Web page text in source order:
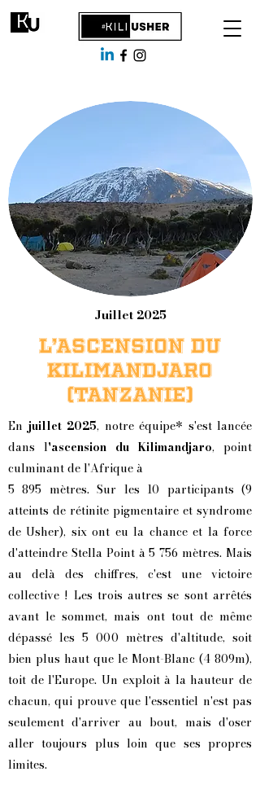
Juillet 2025
L’ASCENSION DU
KILIMANDJARO
(TANZANIE)
En juillet 2025, notre équipe* s'est lancée
dans l'ascension du Kilimandjaro, point
culminant de l'Afrique à
5 895 mètres. Sur les 10 participants (9
atteints de rétinite pigmentaire et syndrome
de Usher), six ont eu la chance et la force
d'atteindre Stella Point à 5 756 mètres. Mais
au delà des chiffres, c'est une victoire
collective ! Les trois autres se sont arrêtés
avant le sommet, mais ont tout de même
dépassé les 5 000 mètres d'altitude, soit
bien plus haut que le Mont-Blanc (4 809m),
toit de l'Europe. Un exploit à la hauteur de
chacun, qui prouve que l'essentiel n'est pas
seulement d'arriver au bout, mais d'oser
aller toujours plus loin que ses propres
limites.